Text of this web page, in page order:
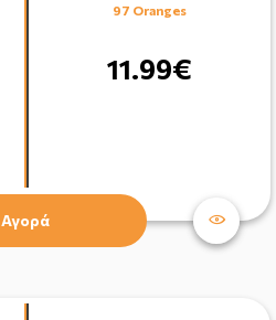
97 Oranges
11.99€
Αγορά